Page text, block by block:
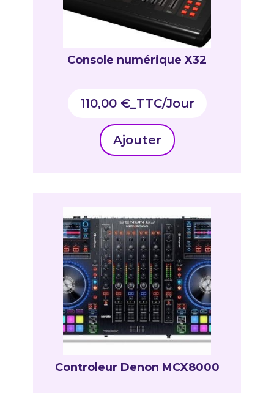
Console numérique X32
110,00 €_TTC
Ajouter
Controleur Denon MCX8000